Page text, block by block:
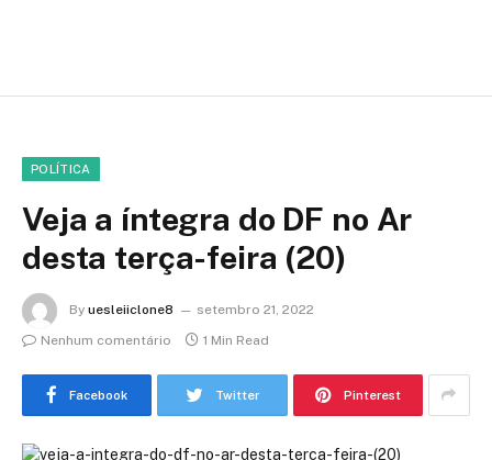
POLÍTICA
Veja a íntegra do DF no Ar
desta terça-feira (20)
By uesleiiclone8
setembro 21, 2022
Nenhum comentário
1 Min Read
Facebook Twitter Pinterest